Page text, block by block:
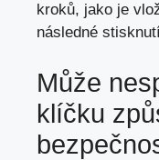
kroků, jako je
následné
Může
klíčku